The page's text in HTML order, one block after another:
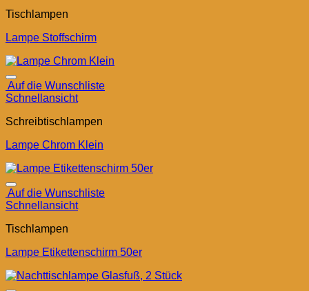
Tischlampen
Lampe Stoffschirm
Auf die Wunschliste
Schnellansicht
Schreibtischlampen
Lampe Chrom Klein
Auf die Wunschliste
Schnellansicht
Tischlampen
Lampe Etikettenschirm 50er